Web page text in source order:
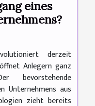
eines
derzeit
Anlegern ganz
bevorstehende
Unternehmens aus
zieht bereits